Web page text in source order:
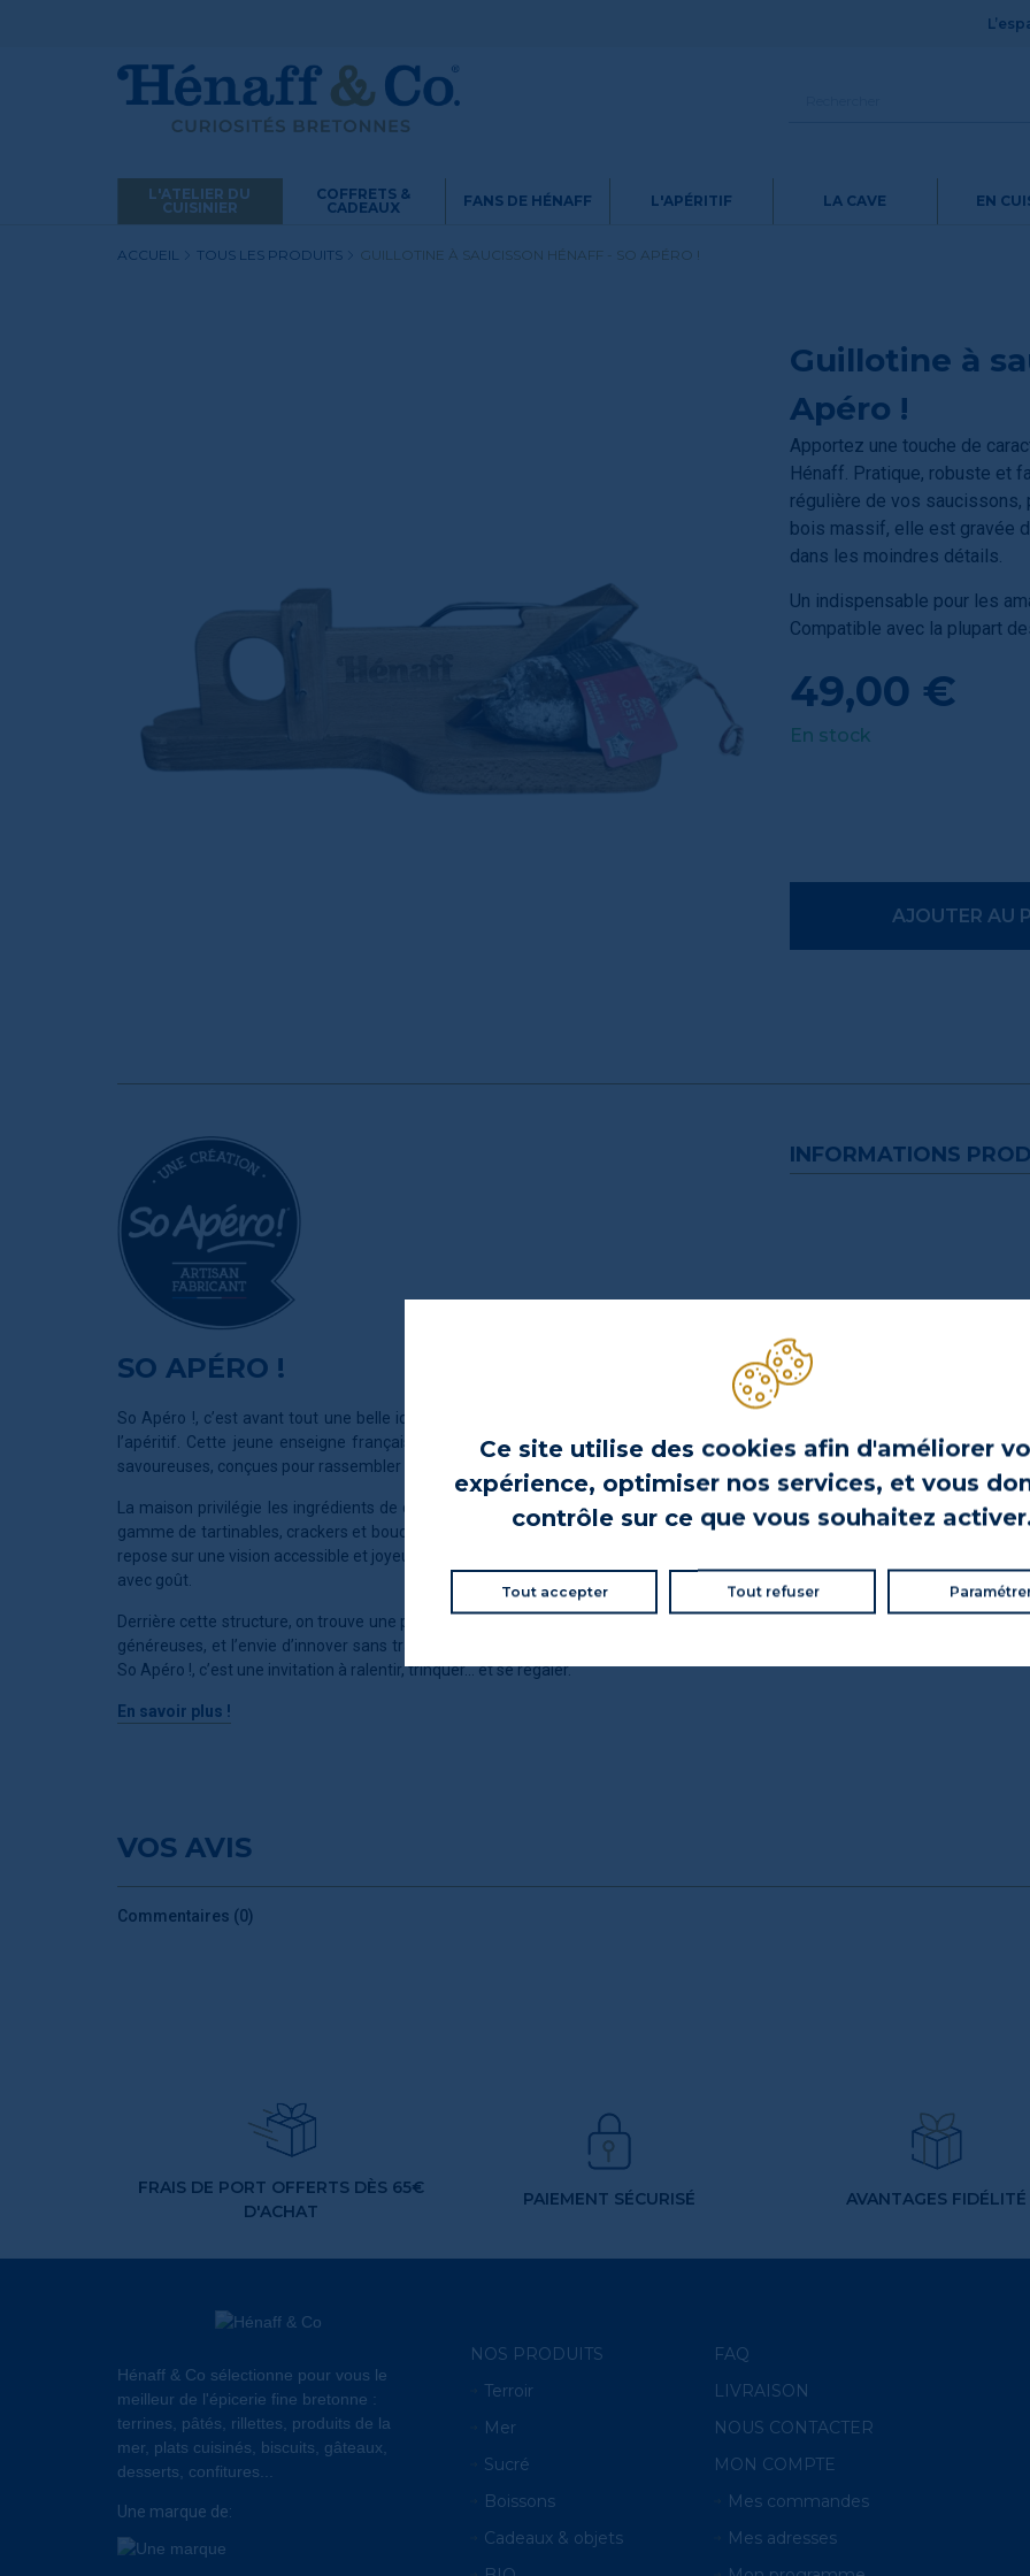
Ce site utilise des cookies afin d'améliorer
expérience, optimiser nos services, et vous
contrôle sur ce que vous souhaitez
Tout accepter Tout refuser
L'ATELIER DU
CUISINIER
COFFRETS &
CADEAUX
FANS DE HÉNAFF L'APÉRITIF LA CAVE EN
ACCUEIL TOUS LES PRODUITS GUILLOTINE À SAUCISSON HÉNAFF - SO APÉRO !
Guillotine à
Apéro !
Apportez une touche de
Hénaff. Pratique, robuste et
régulière de vos saucissons,
bois massif, elle est gravée
dans les moindres détails.
Un indispensable pour les
Compatible avec la plupart
49,00 €
En stock
AJOUTER AU
SO APÉRO !
So Apéro !, c’est avant tout une belle idée : remettre le plaisir du partage au centre de
l’apéritif. Cette jeune enseigne française mise sur des recettes originales, simples et
savoureuses, conçues pour rassembler autour de bons produits.
La maison privilégie les ingrédients de qualité, en grande partie locaux, et propose une
gamme de tartinables, crackers et bouchées qui sortent des sentiers battus. Le concept
repose sur une vision accessible et joyeuse de la gourmandise, sans chichi mais toujours
avec goût.
Derrière cette structure, on trouve une passion pour les moments sincères, les planches
généreuses, et l’envie d’innover sans trahir les fondamentaux de l’apéro à la française.
So Apéro !, c’est une invitation à ralentir, trinquer… et se régaler.
En savoir plus !
INFORMATIONS
VOS AVIS
Commentaires (0)
FRAIS DE PORT OFFERTS DÈS 65€
D'ACHAT
PAIEMENT SÉCURISÉ AVANTAGES FIDÉLITÉ
Hénaff & Co sélectionne pour vous le
meilleur de l'épicerie fine bretonne :
terrines, pâtés, rillettes, produits de la
mer, plats cuisinés, biscuits, gâteaux,
desserts, confitures...
Une marque de:
NOS PRODUITS
Terroir
Mer
Sucré
Boissons
Cadeaux & objets
FAQ
LIVRAISON
NOUS CONTACTER
MON COMPTE
Mes commandes
Mes adresses